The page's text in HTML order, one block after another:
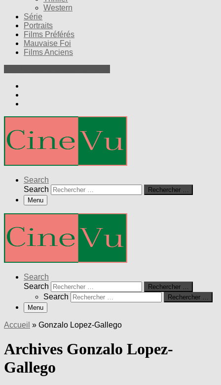
Western
Série
Portraits
Films Préférés
Mauvaise Foi
Films Anciens
Search
Search
Rechercher …
Menu
Search
Search
Rechercher …
Search
Rechercher …
Menu
Accueil » Gonzalo Lopez-Gallego
Archives Gonzalo Lopez-
Gallego